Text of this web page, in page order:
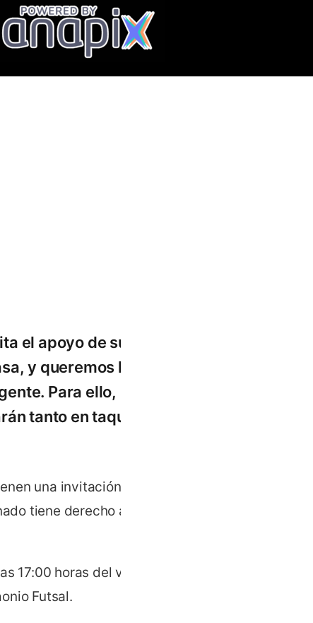
el apoyo de su
y queremos llenar
Para ello,
tanto en taquilla
una invitación
tiene derecho a una
17:00 horas del viernes
Futsal.